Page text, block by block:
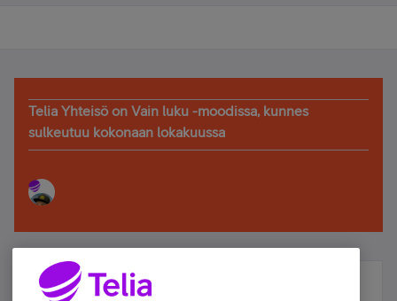
Telia Yhteisö on Vain luku -moodissa, kunnes
sulkeutuu kokonaan lokakuussa
Älä jää paitsi – osallistu ja voita!